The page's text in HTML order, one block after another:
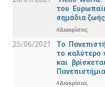
του
σημάδια
#Διακρίσεις
25/06/2021
Το
το καλύτερο
και
#Διακρίσεις